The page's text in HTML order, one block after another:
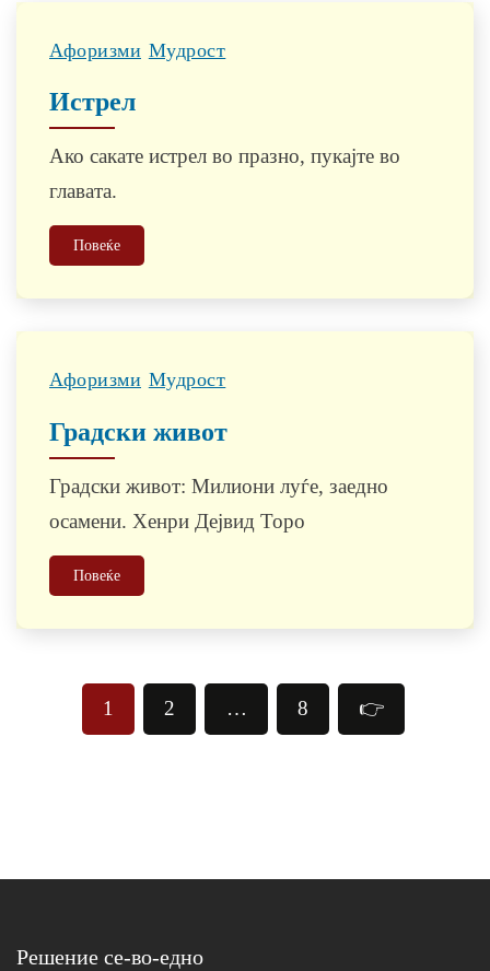
Афоризми Мудрост
Истрел
Ако сакате истрел во празно, пукајте во
главата.
Повеќе
Афоризми Мудрост
Градски живот
Градски живот: Милиони луѓе, заедно
осамени. Хенри Дејвид Торо
Повеќе
1 2 … 8 👉
Решение се-во-едно